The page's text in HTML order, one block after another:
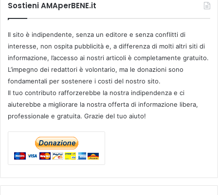
Sostieni AMAperBENE.it
Il sito è indipendente, senza un editore e senza conflitti di
interesse, non ospita pubblicità e, a differenza di molti altri siti di
informazione, l’accesso ai nostri articoli è completamente gratuito.
L’impegno dei redattori è volontario, ma le donazioni sono
fondamentali per sostenere i costi del nostro sito.
Il tuo contributo rafforzerebbe la nostra indipendenza e ci
aiuterebbe a migliorare la nostra offerta di informazione libera,
professionale e gratuita. Grazie del tuo aiuto!